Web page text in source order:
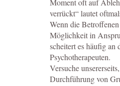
Moment oft auf
verrückt“ lautet
Wenn die
Möglichkeit in
scheitert es häufig an
Psychotherapeuten.
Versuche
Durchführung von